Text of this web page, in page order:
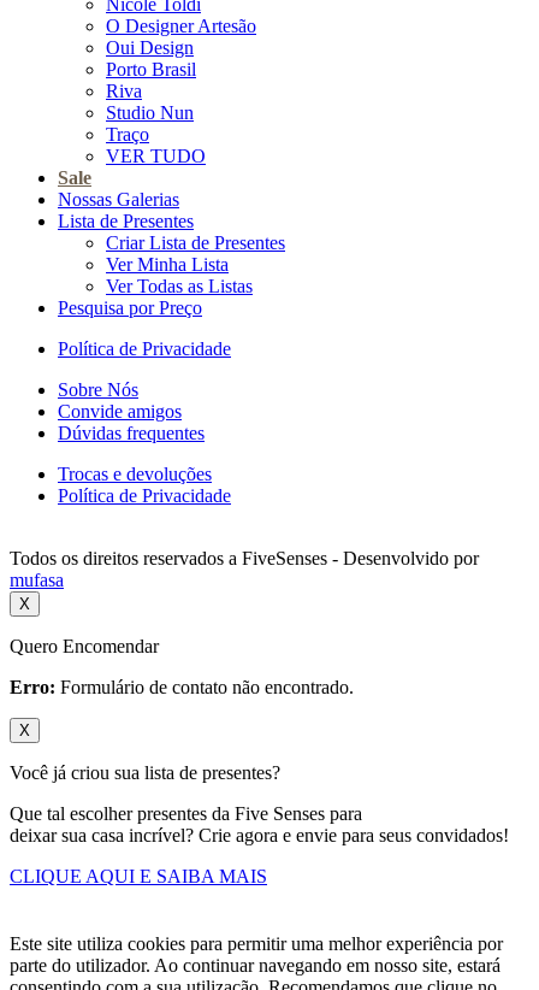
Nicole Toldi
O Designer Artesão
Oui Design
Porto Brasil
Riva
Studio Nun
Traço
VER TUDO
Sale
Nossas Galerias
Lista de Presentes
Criar Lista de Presentes
Ver Minha Lista
Ver Todas as Listas
Pesquisa por Preço
Política de Privacidade
Sobre Nós
Convide amigos
Dúvidas frequentes
Trocas e devoluções
Política de Privacidade
Todos os direitos reservados a FiveSenses - Desenvolvido por
mufasa
X
Quero Encomendar
Erro: Formulário de contato não encontrado.
X
Você já criou sua lista de presentes?
Que tal escolher presentes da Five Senses para
deixar sua casa incrível? Crie agora e envie para seus convidados!
CLIQUE AQUI E SAIBA MAIS
Este site utiliza cookies para permitir uma melhor experiência por
parte do utilizador. Ao continuar navegando em nosso site, estará